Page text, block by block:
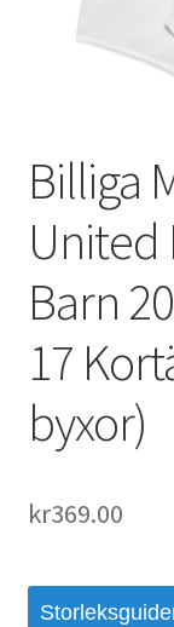
Billiga
Barn
17
byxor)
kr369.00